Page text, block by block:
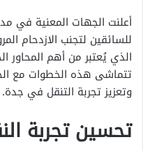
أعلنت الجهات المعنية في
للسائقين لتجنب الازدحام
الذي يُعتبر من أهم المحاور
تتماشى هذه الخطوات مع
وتعزيز تجربة التنقل في جدة.
تحسين تجربة